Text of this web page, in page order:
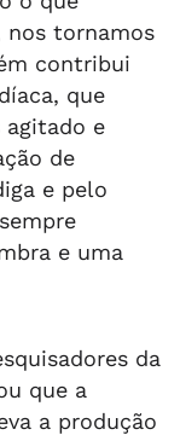
nos tornamos
contribui
que
agitado e
de
e pelo
e uma
da
que a
a produção